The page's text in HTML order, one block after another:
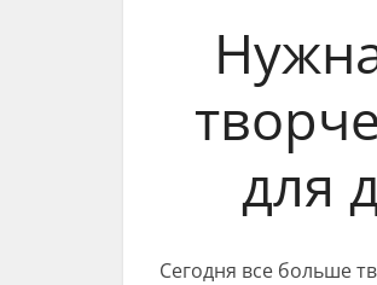
для
Сегодня все больше